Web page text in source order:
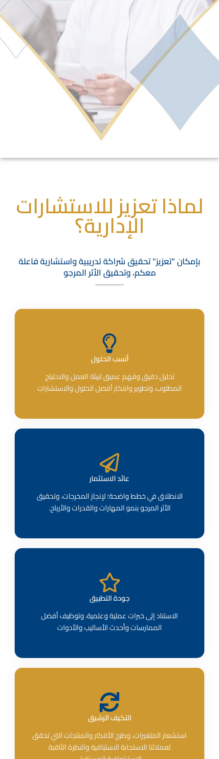
لماذا تعزيز للاستشارات
الإدارية؟
بإمكان "تعزيز" تحقيق شراكة تدريبية واستشارية فاعلة
معكم، وتحقيق الأثر المرجو
أنسب الحلول
تحليل دقيق وفهم عميق لبيئة العمل والاحتياج
المطلوب، وتطوير وابتكار أفضل الحلول والاستشارات
عائد الاستثمار
الانطلاق في خطط واضحة؛ لإنجاز المخرجات، وتحقيق
الأثر المرجو بنمو المهارات والقدرات والأرباح.
جودة التطبيق
الاستناد إلى خبرات عملية وعلمية، وتوظيف أفضل
الممارسات وأحدث الأساليب والأدوات
التكيف الرشيق
استشعار المتغيرات، وطرح الأفكار والمنتجات التي تحقق
لعملائنا الاستجابة الاستباقية والنظرة الثاقبة